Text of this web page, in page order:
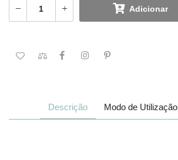
Descrição Modo de Utilização
Adicionar